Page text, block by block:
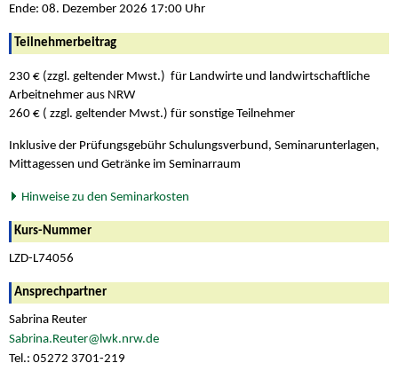
Ende: 08. Dezember 2026 17:00 Uhr
Teilnehmerbeitrag
230 € (zzgl. geltender Mwst.) für Landwirte und landwirtschaftliche
Arbeitnehmer aus NRW
260 € ( zzgl. geltender Mwst.) für sonstige Teilnehmer
Inklusive der Prüfungsgebühr Schulungsverbund, Seminarunterlagen,
Mittagessen und Getränke im Seminarraum
Hinweise zu den Seminarkosten
Kurs-Nummer
LZD-L74056
Ansprechpartner
Sabrina Reuter
Sabrina.Reuter@lwk.nrw.de
Tel.: 05272 3701-219